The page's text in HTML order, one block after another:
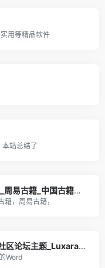
用等精品软件
站总结了
九易古籍网_古籍善本_中医古籍_周易古籍_中国古籍旧书下载
，周易古籍，
WordPress主题模板_WP中文社区论坛主题_Luxara主题_星空主题官网
Word